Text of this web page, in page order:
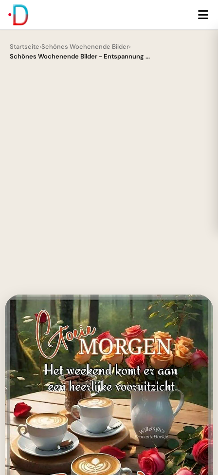
Startseite›Schönes Wochenende Bilder›
Schönes Wochenende Bilder - Entspannung ...